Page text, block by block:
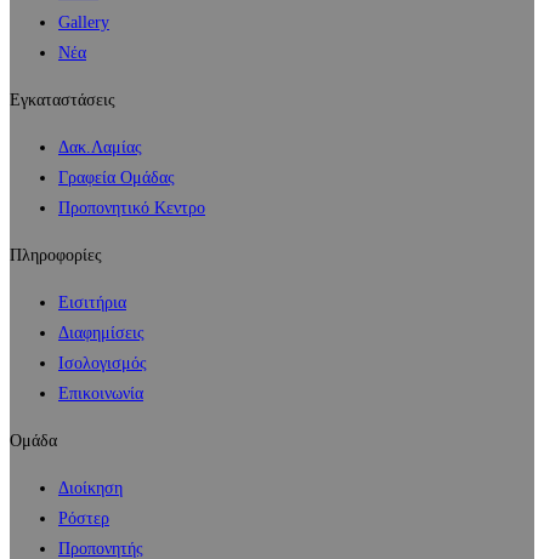
Gallery
Νέα
Εγκαταστάσεις
Δακ.Λαμίας
Γραφεία Ομάδας
Προπονητικό Κεντρο
Πληροφορίες
Εισιτήρια
Διαφημίσεις
Ισολογισμός
Επικοινωνία
Ομάδα
Διοίκηση
Ρόστερ
Προπονητής